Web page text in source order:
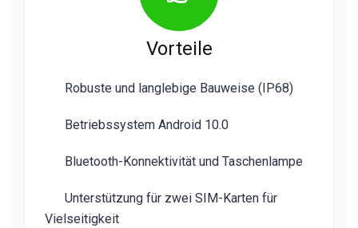
Vorteile
Robuste und langlebige Bauweise (IP68)
Betriebssystem Android 10.0
Bluetooth-Konnektivität und Taschenlampe
Unterstützung für zwei SIM-Karten für
Vielseitigkeit